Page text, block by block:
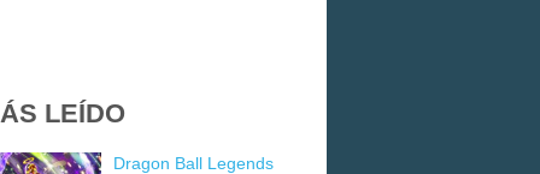
LEÍDO
Dragon Ball Legends